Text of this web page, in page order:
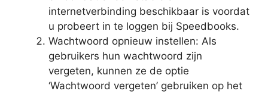
internetverbinding beschikbaar is voordat
u probeert in te loggen bij Speedbooks.
Wachtwoord opnieuw instellen: Als
gebruikers hun wachtwoord zijn
vergeten, kunnen ze de optie
‘Wachtwoord vergeten’ gebruiken op het